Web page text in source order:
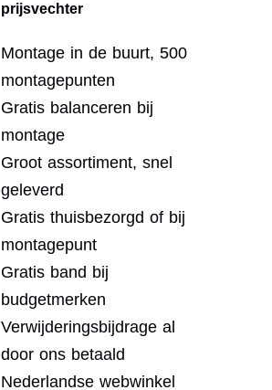
prijsvechter
Montage in de buurt, 500
montagepunten
Gratis balanceren bij
montage
Groot assortiment, snel
geleverd
Gratis thuisbezorgd of bij
montagepunt
Gratis band bij
budgetmerken
Verwijderingsbijdrage al
door ons betaald
Nederlandse webwinkel